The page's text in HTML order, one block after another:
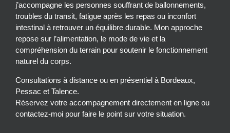
j’accompagne les personnes souffrant de ballonnements,
troubles du transit, fatigue après les repas ou inconfort
intestinal à retrouver un équilibre durable. Mon approche
repose sur l’alimentation, le mode de vie et la
compréhension du terrain pour soutenir le fonctionnement
naturel du corps.
Consultations à distance ou en présentiel à Bordeaux,
Pessac et Talence.
Réservez votre accompagnement directement en ligne ou
contactez-moi pour faire le point sur votre situation.